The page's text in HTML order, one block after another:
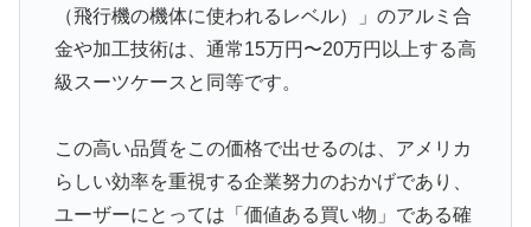
（飛行機の機体に使われるレベル）」のアルミ合
金や加工技術は、通常15万円〜20万円以上する高
級スーツケースと同等です。
この高い品質をこの価格で出せるのは、アメリカ
らしい効率を重視する企業努力のおかげであり、
ユーザーにとっては「価値ある買い物」である確